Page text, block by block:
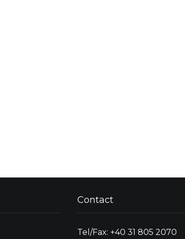
Contact
Tel/Fax: +40 31 805 2070